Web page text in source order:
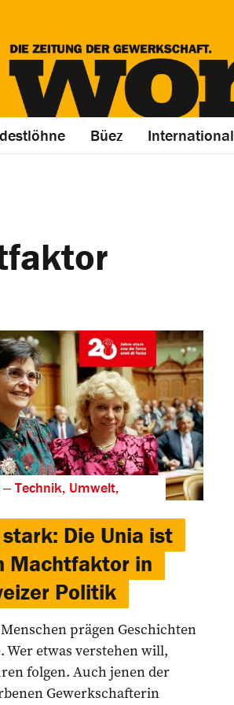
Büez International
Technik, Umwelt,
Die Unia ist
Machtfaktor in
Politik
Menschen prägen Geschichten
Wer etwas verstehen will,
folgen. Auch jenen der
Gewerkschafterin